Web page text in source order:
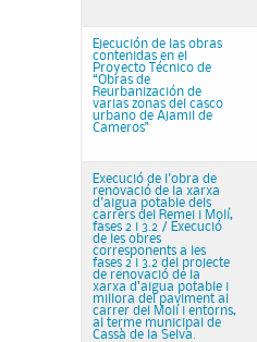
Ejecución de las obras
contenidas en el
Proyecto Técnico de
“Obras de
Reurbanización de
varias zonas del casco
urbano de Ajamil de
Cameros"
Execució de l'obra de
renovació de la xarxa
d'aigua potable dels
carrers del Remei i Molí,
fases 2 i 3.2 / Execució
de les obres
corresponents a les
fases 2 i 3.2 del projecte
de renovació de la
xarxa d’aigua potable i
millora del paviment al
carrer del Molí i entorns,
al terme municipal de
Cassà de la Selva.